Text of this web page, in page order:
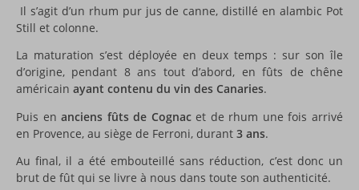
Il s’agit d’un rhum pur jus de canne, distillé en alambic Pot
Still et colonne.
La maturation s’est déployée en deux temps : sur son île
d’origine, pendant 8 ans tout d’abord, en fûts de chêne
américain ayant contenu du vin des Canaries.
Puis enanciens fûts de Cognacet de rhum une fois arrivé
en Provence, au siège de Ferroni, durant 3 ans.
Au final, il a été embouteillé sans réduction, c’est donc un
brut de fût qui se livre à nous dans toute son authenticité.